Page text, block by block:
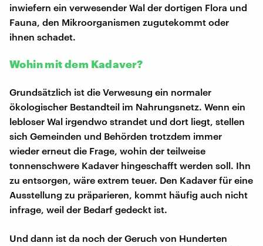
inwiefern ein verwesender Wal der dortigen Flora und
Fauna, den Mikroorganismen zugutekommt oder
ihnen schadet.
Wohin mit dem Kadaver?
Grundsätzlich ist die Verwesung ein normaler
ökologischer Bestandteil im Nahrungsnetz. Wenn ein
lebloser Wal irgendwo strandet und dort liegt, stellen
sich Gemeinden und Behörden trotzdem immer
wieder erneut die Frage, wohin der teilweise
tonnenschwere Kadaver hingeschafft werden soll. Ihn
zu entsorgen, wäre extrem teuer. Den Kadaver für eine
Ausstellung zu präparieren, kommt häufig auch nicht
infrage, weil der Bedarf gedeckt ist.
Und dann ist da noch der Geruch von Hunderten